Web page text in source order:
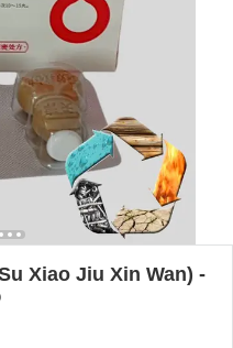
Xiao Jiu Xin Wan) -